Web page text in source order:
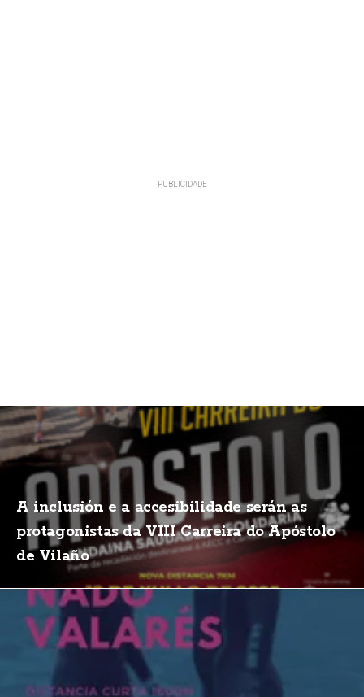
A inclusión e a accesibilidade serán as
protagonistas da VIII Carreira do Apóstolo
de Vilaño